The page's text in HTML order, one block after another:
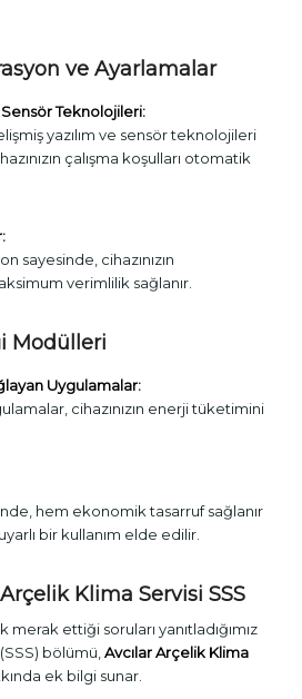
ve Ayarlamalar
Sensör Teknolojileri:
yazılım ve sensör teknolojileri
çalışma koşulları otomatik
sayesinde, cihazınızın
verimlilik sağlanır.
Modülleri
Uygulamalar:
cihazınızın enerji tüketimini
hem ekonomik tasarruf sağlanır
bir kullanım elde edilir.
Klima Servisi SSS
ettiği soruları yanıtladığımız
bölümü, Avcılar Arçelik Klima
ek bilgi sunar.